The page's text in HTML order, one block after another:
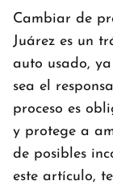
Cambiar de
Juárez es un
auto usado,
sea el
proceso es
y protege a
de posibles
este artículo,